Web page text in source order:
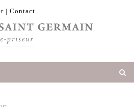
| Contact